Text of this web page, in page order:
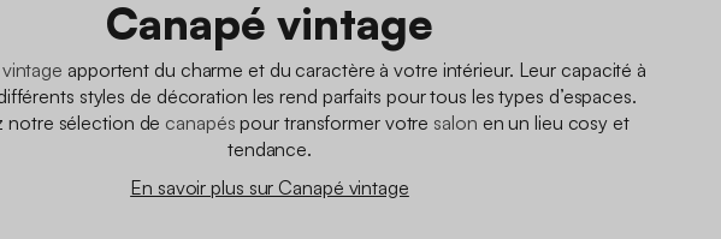
Canapé vintage
apportent du charme et du caractère à votre intérieur. Leur capacité à
styles de décoration les rend parfaits pour tous les types d’espaces.
notre sélection de canapés pour transformer votre salon en un lieu cosy et
tendance.
En savoir plus sur Canapé vintage